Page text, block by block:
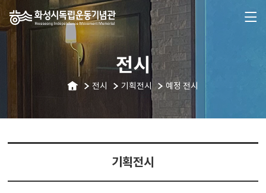
전시
전시 기획전시 예정 전시
기획전시